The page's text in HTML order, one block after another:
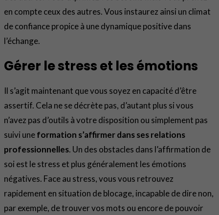
en compte ceux des autres. Vous instaurez ainsi un climat
de confiance propice à une dynamique positive dans
l’échange.
Gérer le stress et les émotions
Il s’agit maintenant que vous soyez en capacité d’être
assertif. Cela ne se décrète pas, d’autant plus si vous
n’avez pas d’outils à votre disposition ou simplement pas
suivi uneformation s’affirmer dans ses relations
professionnelles. Un des obstacles dans l’affirmation de
soi est le stress et plus généralement les émotions
négatives. Face au stress, vous vous retrouvez
rapidement en situation de blocage, incapable de dire non,
par exemple, de trouver vos mots ou encore de pouvoir